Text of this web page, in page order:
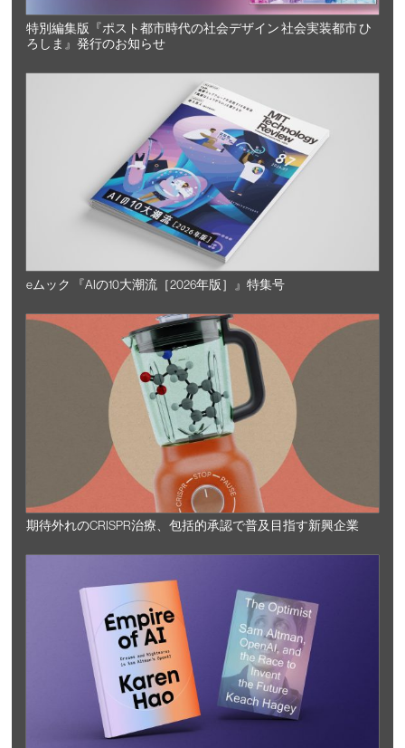
特別編集版『ポスト都市時代の社会デザイン 社会実装都市 ひ
ろしま』発行のお知らせ
eムック 『AIの10大潮流［2026年版］』特集号
期待外れのCRISPR治療、包括的承認で普及目指す新興企業